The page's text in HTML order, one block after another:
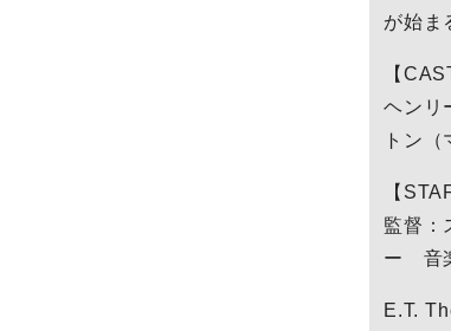
が始ま
【
ヘンリ
トン
【
監督：
ー 音
E.T.